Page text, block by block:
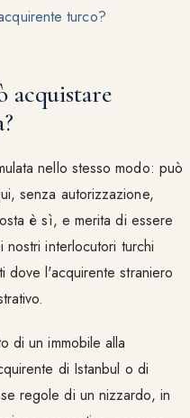
turco?
acquistare
nello stesso modo: può
senza autorizzazione,
è sì, e merita di essere
interlocutori turchi
dove l'acquirente straniero
di un immobile alla
di Istanbul o di
regole di un nizzardo, in